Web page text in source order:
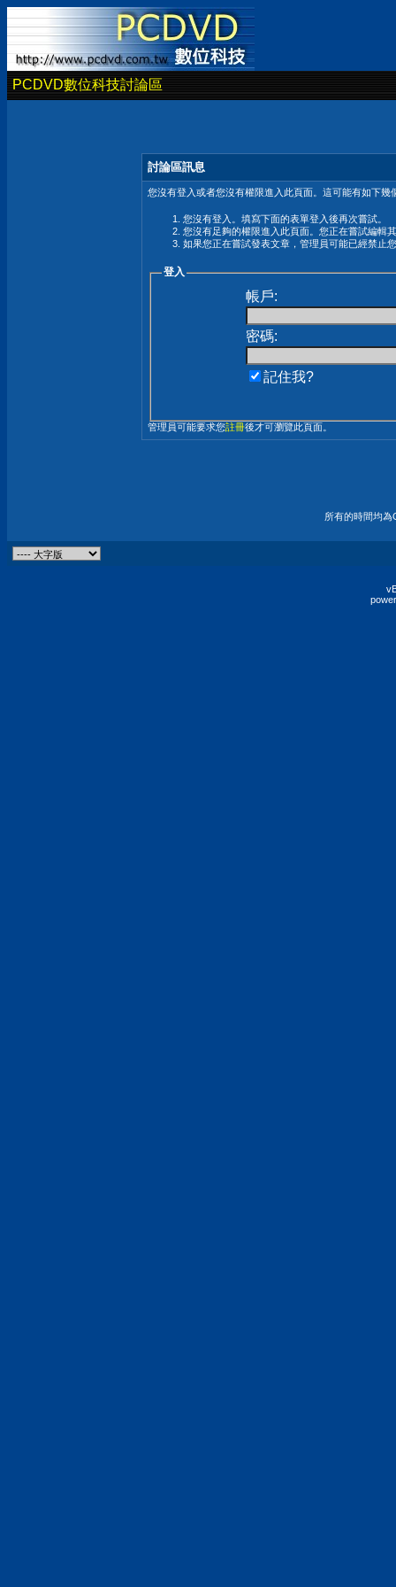
PCDVD數位科技討論區
討論區訊息
您沒有登入或者您沒有權限進入此頁面。這可能有如下幾
您沒有登入。填寫下面的表單登入後再次嘗試。
您沒有足夠的權限進入此頁面。您正在嘗試編輯
如果您正在嘗試發表文章，管理員可能已經禁止
登入
帳戶:
密碼:
記住我?
管理員可能要求您註冊後才可瀏覽此頁面。
所有的時間均為